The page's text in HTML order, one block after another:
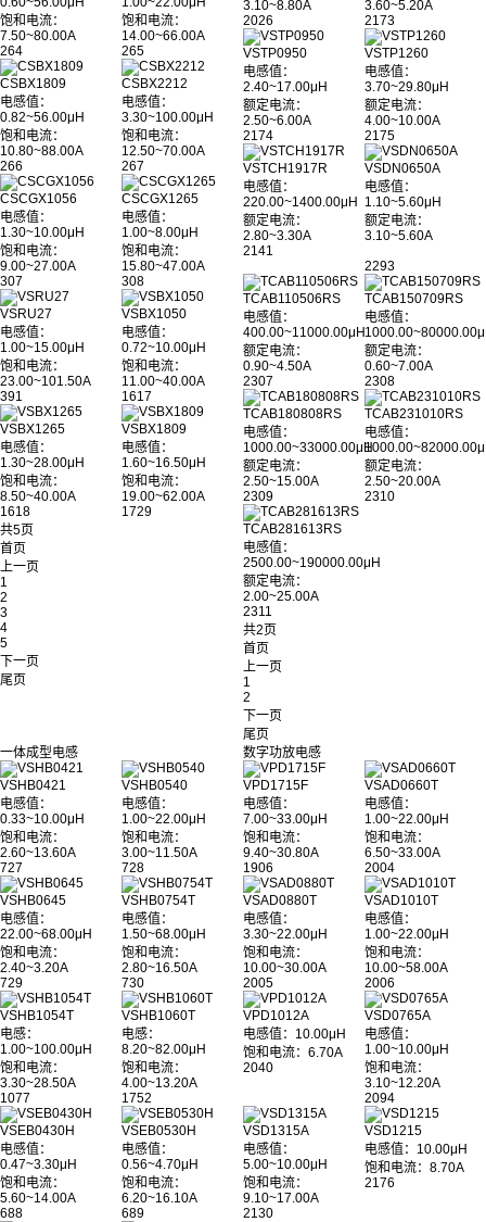
饱和电流：
7.50~80.00A
264
饱和电流：
14.00~66.00A
265
CSBX1809
电感值：
0.82~56.00μH
饱和电流：
10.80~88.00A
266
CSBX2212
电感值：
3.30~100.00μH
饱和电流：
12.50~70.00A
267
CSCGX1056
电感值：
1.30~10.00μH
饱和电流：
9.00~27.00A
307
CSCGX1265
电感值：
1.00~8.00μH
饱和电流：
15.80~47.00A
308
VSRU27
电感值：
1.00~15.00μH
饱和电流：
23.00~101.50A
391
VSBX1050
电感值：
0.72~10.00μH
饱和电流：
11.00~40.00A
1617
VSBX1265
电感值：
1.30~28.00μH
饱和电流：
8.50~40.00A
1618
VSBX1809
电感值：
1.60~16.50μH
饱和电流：
19.00~62.00A
1729
共5页
首页
上一页
1
2
3
4
5
下一页
尾页
3.10~8.80A
2026
3.60~5.20A
2173
VSTP0950
电感值：
2.40~17.00μH
额定电流：
2.50~6.00A
2174
VSTP1260
电感值：
3.70~29.80μH
额定电流：
4.00~10.00A
2175
VSTCH1917R
电感值：
220.00~1400.00μH
额定电流：
2.80~3.30A
2141
VSDN0650A
电感值：
1.10~5.60μH
额定电流：
3.10~5.60A
2293
TCAB110506RS
电感值：
400.00~11000.00μH
额定电流：
0.90~4.50A
2307
TCAB150709RS
电感值：
额定电流：
0.60~7.00A
2308
TCAB180808RS
电感值：
1000.00~33000.00μH
额定电流：
2.50~15.00A
2309
TCAB231010RS
电感值：
额定电流：
2.50~20.00A
2310
TCAB281613RS
电感值：
2500.00~190000.00μH
额定电流：
2.00~25.00A
2311
共2页
首页
上一页
1
2
下一页
尾页
一体成型电感
VSHB0421
电感值：
0.33~10.00μH
饱和电流：
2.60~13.60A
727
VSHB0540
电感值：
1.00~22.00μH
饱和电流：
3.00~11.50A
728
VSHB0645
电感值：
22.00~68.00μH
饱和电流：
2.40~3.20A
729
VSHB0754T
电感值：
1.50~68.00μH
饱和电流：
2.80~16.50A
730
VSHB1054T
电感：
1.00~100.00μH
饱和电流：
3.30~28.50A
1077
VSHB1060T
电感：
8.20~82.00μH
饱和电流：
4.00~13.20A
1752
VSEB0430H
电感值：
0.47~3.30μH
饱和电流：
5.60~14.00A
688
VSEB0530H
电感值：
0.56~4.70μH
饱和电流：
6.20~16.10A
689
数字功放电感
VPD1715F
电感值：
7.00~33.00μH
饱和电流：
9.40~30.80A
1906
VSAD0660T
电感值：
1.00~22.00μH
饱和电流：
6.50~33.00A
2004
VSAD0880T
电感值：
3.30~22.00μH
饱和电流：
10.00~30.00A
2005
VSAD1010T
电感值：
1.00~22.00μH
饱和电流：
10.00~58.00A
2006
VPD1012A
电感值：10.00μH
饱和电流：6.70A
2040
VSD0765A
电感值：
1.00~10.00μH
饱和电流：
3.10~12.20A
2094
VSD1315A
电感值：
5.00~10.00μH
饱和电流：
9.10~17.00A
2130
VSD1215
电感值：10.00μH
饱和电流：8.70A
2176